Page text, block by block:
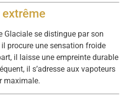
extrême
Glaciale se distingue par son
il procure une sensation froide
il laisse une empreinte durable
il s’adresse aux vapoteurs
maximale.